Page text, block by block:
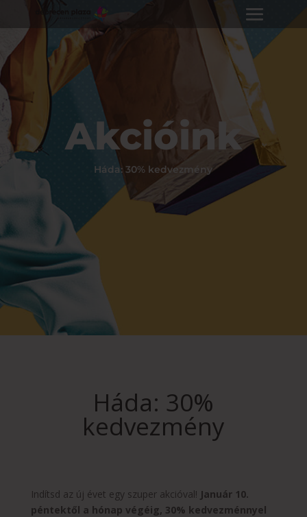
Akcióink
Háda: 30% kedvezmény
Háda: 30%
kedvezmény
Indítsd az új évet egy szuper akcióval! Január 10.
péntektől a hónap végéig, 30% kedvezménnyel